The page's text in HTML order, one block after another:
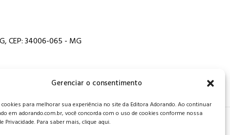
Gerenciar o consentimento
para melhorar sua experiência no site da Editora Adorando. Ao continuar
em adorando.com.br, você concorda com o uso de cookies conforme nossa
Privacidade. Para saber mais, clique aqui.
CEP: 34006-065 - MG